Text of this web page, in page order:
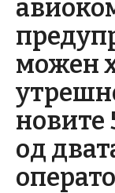
можен
новите
од